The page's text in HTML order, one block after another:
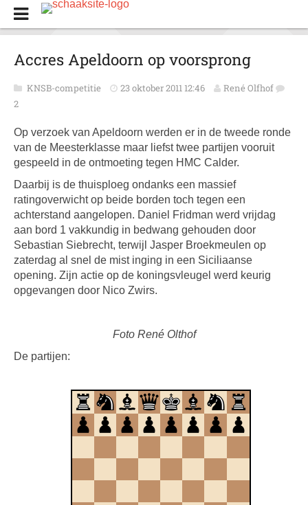
Accres Apeldoorn op voorsprong
KNSB-competitie 23 oktober 2011 12:46
René Olfhof
2
Op verzoek van Apeldoorn werden er in de tweede ronde
van de Meesterklasse maar liefst twee partijen vooruit
gespeeld in de ontmoeting tegen HMC Calder.
Daarbij is de thuisploeg ondanks een massief
ratingoverwicht op beide borden toch tegen een
achterstand aangelopen. Daniel Fridman werd vrijdag
aan bord 1 vakkundig in bedwang gehouden door
Sebastian Siebrecht, terwijl Jasper Broekmeulen op
zaterdag al snel de mist inging in een Siciliaanse
opening. Zijn actie op de koningsvleugel werd keurig
opgevangen door Nico Zwirs.
Foto René Olthof
De partijen: